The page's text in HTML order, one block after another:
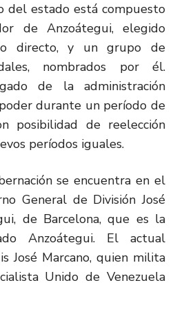
del estado está compuesto
de Anzoátegui, elegido
directo, y un grupo de
nombrados por él.
de la administración
durante un período de
posibilidad de reelección
períodos iguales.
se encuentra en el
General de División José
de Barcelona, que es la
Anzoátegui. El actual
José Marcano, quien milita
Unido de Venezuela